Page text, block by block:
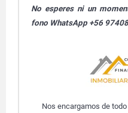
No esperes ni un
fono WhatsApp +56
Nos encargamos de